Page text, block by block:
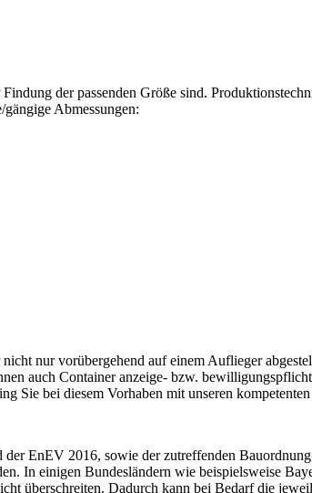
der passenden Größe sind.
Abmessungen:
nur vorübergehend auf einem Auflieger
auch Container anzeige- bzw.
Sie bei diesem Vorhaben mit unseren
EnEV 2016, sowie der zutreffenden
In einigen Bundesländern wie beispielsweise
überschreiten. Dadurch kann bei Bedarf die